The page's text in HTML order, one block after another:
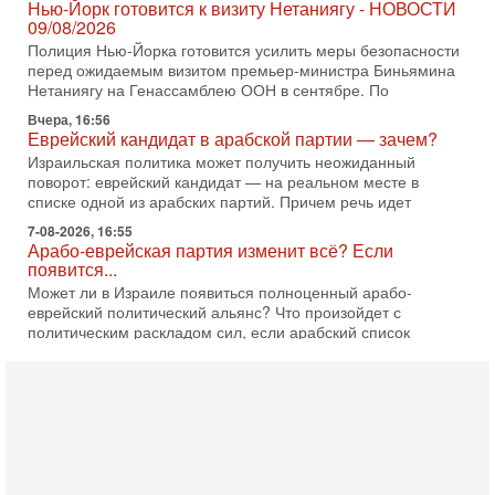
Полиция Нью-Йорка готовится усилить меры безопасности
перед ожидаемым визитом премьер-министра Биньямина
Нетаниягу на Генассамблею ООН в сентябре. По
Вчера, 16:56
Еврейский кандидат в арабской партии — зачем?
Израильская политика может получить неожиданный
поворот: еврейский кандидат — на реальном месте в
списке одной из арабских партий. Причем речь идет
7-08-2026, 16:55
Арабо-еврейская партия изменит всё? Если
появится...
Может ли в Израиле появиться полноценный арабо-
еврейский политический альянс? Что произойдет с
политическим раскладом сил, если арабский список
6-08-2026, 17:49